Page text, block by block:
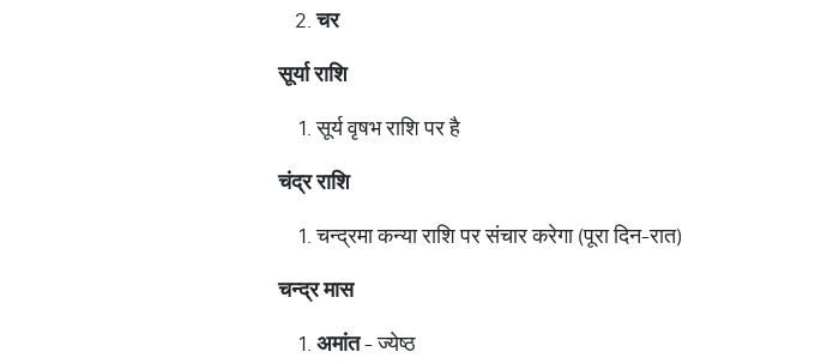
चर
सूर्याराशि
सूर्य वृषभ राशि पर है
चंद्रराशि
चन्द्रमा कन्या राशि पर संचार करेगा (पूरा दिन-रात)
चन्द्रमास
अमांत- ज्येष्ठ